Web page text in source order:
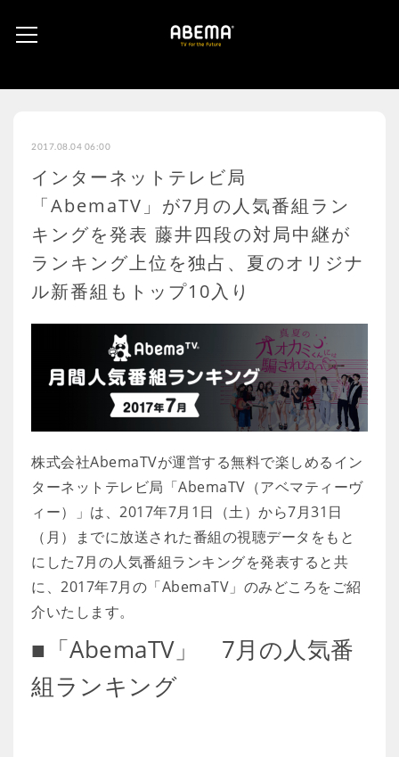
2017.08.04 06:00
インターネットテレビ局
「AbemaTV」が7月の人気番組ラン
キングを発表 藤井四段の対局中継が
ランキング上位を独占、夏のオリジナ
ル新番組もトップ10入り
株式会社AbemaTVが運営する無料で楽しめるイン
ターネットテレビ局「AbemaTV（アベマティーヴ
ィー）」は、2017年7月1日（土）から7月31日
（月）までに放送された番組の視聴データをもと
にした7月の人気番組ランキングを発表すると共
に、2017年7月の「AbemaTV」のみどころをご紹
介いたします。
■「AbemaTV」 7月の人気番
組ランキング